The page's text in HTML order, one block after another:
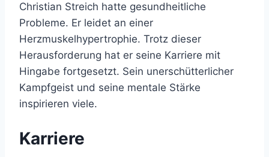
Christian Streich hatte gesundheitliche
Probleme. Er leidet an einer
Herzmuskelhypertrophie. Trotz dieser
Herausforderung hat er seine Karriere mit
Hingabe fortgesetzt. Sein unerschütterlicher
Kampfgeist und seine mentale Stärke
inspirieren viele.
Karriere